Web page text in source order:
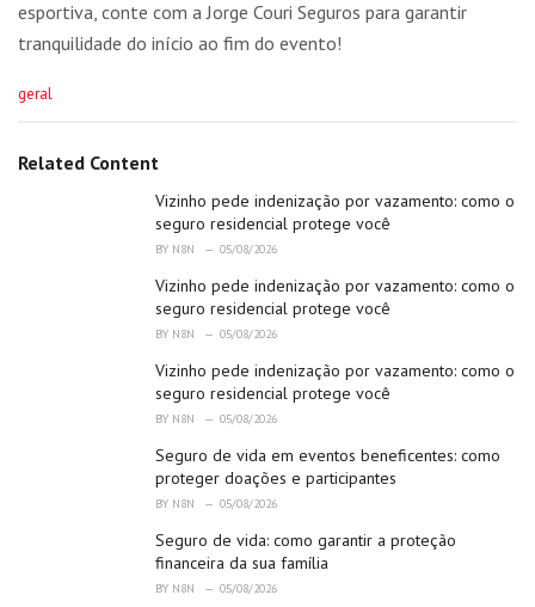
esportiva, conte com a Jorge Couri Seguros para garantir
tranquilidade do início ao fim do evento!
C
e
geral
Related Content
Vizinho pede indenização por vazamento: como o
seguro residencial protege você
BY N8N 05/08/2026
Vizinho pede indenização por vazamento: como o
seguro residencial protege você
BY N8N 05/08/2026
Vizinho pede indenização por vazamento: como o
seguro residencial protege você
BY N8N 05/08/2026
Seguro de vida em eventos beneficentes: como
proteger doações e participantes
BY N8N 05/08/2026
Seguro de vida: como garantir a proteção
financeira da sua família
BY N8N 05/08/2026